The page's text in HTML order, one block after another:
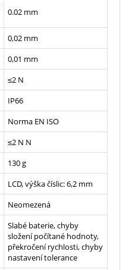
0.02 mm
0,02 mm
0,01 mm
≤2 N
IP66
Norma EN ISO
≤2 N N
130 g
LCD, výška číslic: 6,2 mm
Neomezená
Slabé baterie, chyby
složení počítané hodnoty,
překročení rychlosti, chyby
nastavení tolerance